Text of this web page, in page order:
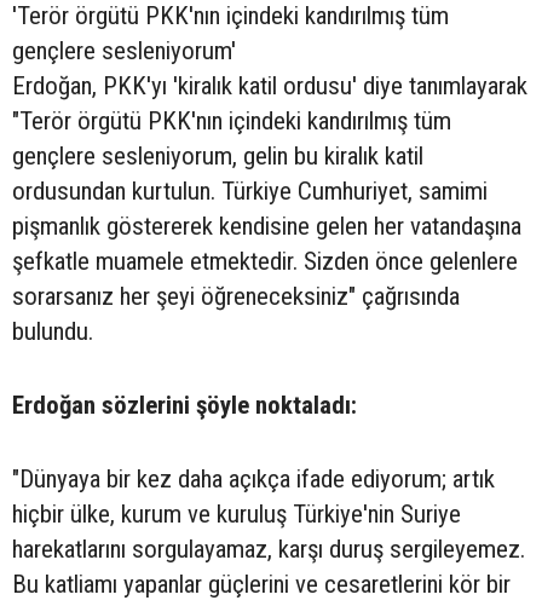
'Terör örgütü PKK'nın içindeki kandırılmış tüm
gençlere sesleniyorum'
Erdoğan, PKK'yı 'kiralık katil ordusu' diye tanımlayarak
"Terör örgütü PKK'nın içindeki kandırılmış tüm
gençlere sesleniyorum, gelin bu kiralık katil
ordusundan kurtulun. Türkiye Cumhuriyet, samimi
pişmanlık göstererek kendisine gelen her vatandaşına
şefkatle muamele etmektedir. Sizden önce gelenlere
sorarsanız her şeyi öğreneceksiniz" çağrısında
bulundu.
Erdoğan sözlerini şöyle noktaladı:
"Dünyaya bir kez daha açıkça ifade ediyorum; artık
hiçbir ülke, kurum ve kuruluş Türkiye'nin Suriye
harekatlarını sorgulayamaz, karşı duruş sergileyemez.
Bu katliamı yapanlar güçlerini ve cesaretlerini kör bir